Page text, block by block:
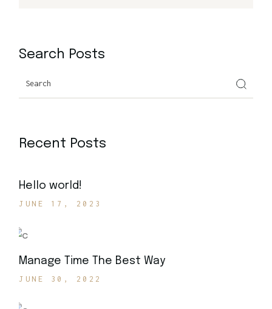
Search Posts
Recent Posts
Hello world!
JUNE 17, 2023
Manage Time The Best Way
JUNE 30, 2022